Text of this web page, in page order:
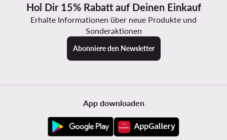
Hol Dir 15% Rabatt auf Deinen Einkauf
Erhalte Informationen über neue Produkte und
Sonderaktionen
Abonniere den Newsletter
App downloaden